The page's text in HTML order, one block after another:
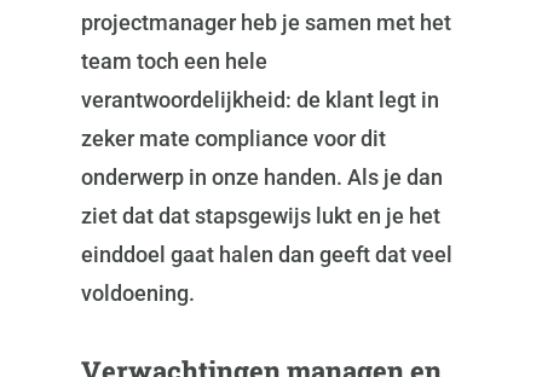
projectmanager heb je samen met het
team toch een hele
verantwoordelijkheid: de klant legt in
zeker mate compliance voor dit
onderwerp in onze handen. Als je dan
ziet dat dat stapsgewijs lukt en je het
einddoel gaat halen dan geeft dat veel
voldoening.